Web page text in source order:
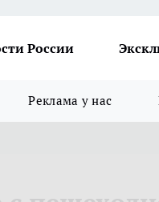
России
Реклама у нас